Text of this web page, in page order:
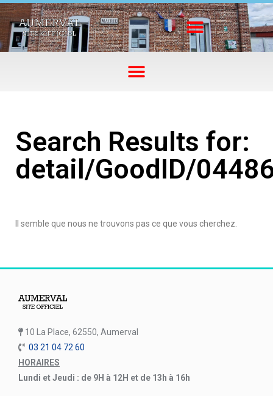
Search Results for:
detail/GoodID/
Il semble que nous ne trouvons pas ce que vous cherchez.
10 La Place, 62550, Aumerval
03 21 04 72 60
HORAIRES
Lundi et Jeudi : de 9H à 12H et de 13h à 16h